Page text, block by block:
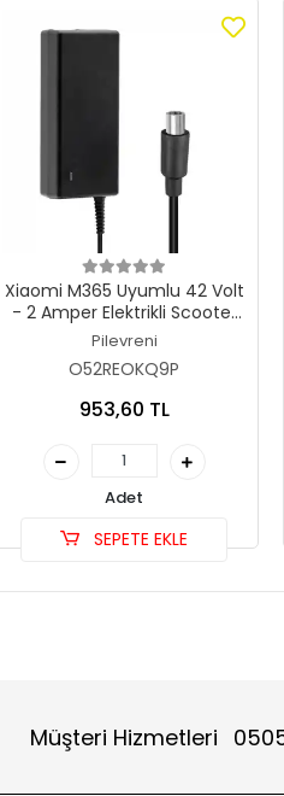
Xiaomi M365 Uyumlu 42 Volt
- 2 Amper Elektrikli Scooter
Şarj Cihazı Adaptörü
Pilevreni
O52REOKQ9P
953,60 TL
Adet
SEPETE EKLE
Müşteri Hizmetleri